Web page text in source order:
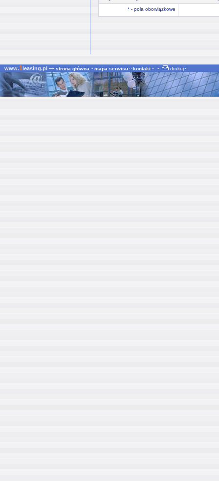
* - pola obowiązkowe
www.1leasing.pl — strona główna mapa serwisu kontakt drukuj